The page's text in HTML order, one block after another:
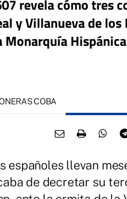
revela cómo
y Villanueva de
COBA
españoles llevan
de decretar su